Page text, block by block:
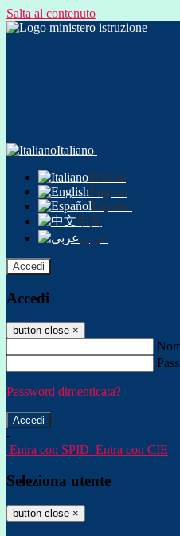
Salta al contenuto
Italiano
Italiano
English
Español
中文
عربى
Accedi
Accedi
button close ×
Password dimenticata?
-
Entra con SPID Entra con CIE
Seleziona utente
button close ×